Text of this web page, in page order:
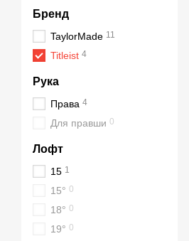
Бренд
TaylorMade 11
Titleist 4
Рука
Права 4
Для правши 0
Лофт
15 1
15° 0
18° 0
19° 0